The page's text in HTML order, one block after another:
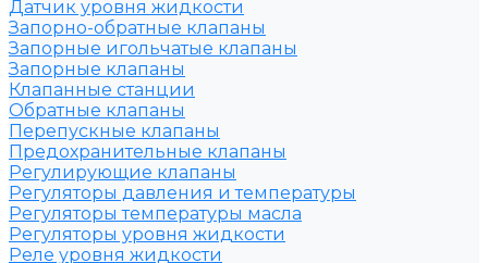
Датчик уровня жидкости
Запорно-обратные клапаны
Запорные игольчатые клапаны
Запорные клапаны
Клапанные станции
Обратные клапаны
Перепускные клапаны
Предохранительные клапаны
Регулирующие клапаны
Регуляторы давления и температуры
Регуляторы температуры масла
Регуляторы уровня жидкости
Реле уровня жидкости